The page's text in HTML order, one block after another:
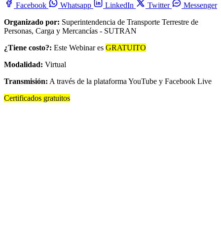
Facebook
Whatsapp LinkedIn Twitter
Messenger
Organizado por: Superintendencia de Transporte Terrestre de
Personas, Carga y Mercancías - SUTRAN
¿Tiene costo?: Este Webinar es GRATUITO
Modalidad: Virtual
Transmisión: A través de la plataforma YouTube y Facebook Live
Certificados gratuitos